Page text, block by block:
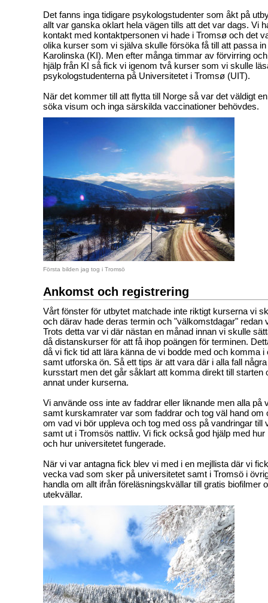
Det fanns inga tidigare psykologstudenter som åkt på
allt var ganska oklart hela vägen tills att det var dags. Vi
kontakt med kontaktpersonen vi hade i Tromsø och det
olika kurser som vi själva skulle försöka få till att passa
Karolinska (KI). Men efter många timmar av förvirring
hjälp från KI så fick vi igenom två kurser som vi skulle
psykologstudenterna på Universitetet i Tromsø (UIT).
När det kommer till att flytta till Norge så var det väldigt
söka visum och inga särskilda vaccinationer behövdes.
Första bilden jag tog i Tromsö
Ankomst och registrering
Vårt fönster för utbytet matchade inte riktigt kurserna vi
och därav hade deras termin och "välkomstdagar" redan
Trots detta var vi där nästan en månad innan vi skulle
då distanskurser för att få ihop poängen för terminen.
då vi fick tid att lära känna de vi bodde med och komma i
samt utforska ön. Så ett tips är att vara där i alla fall
kursstart men det går såklart att komma direkt till starten
annat under kurserna.
Vi använde oss inte av faddrar eller liknande men alla på
samt kurskamrater var som faddrar och tog väl hand om
om vad vi bör uppleva och tog med oss på vandringar till
samt ut i Tromsös nattliv. Vi fick också god hjälp med
och hur universitetet fungerade.
När vi var antagna fick blev vi med i en mejllista där vi
vecka vad som sker på universitetet samt i Tromsö i
handla om allt ifrån föreläsningskvällar till gratis biofilmer
utekvällar.